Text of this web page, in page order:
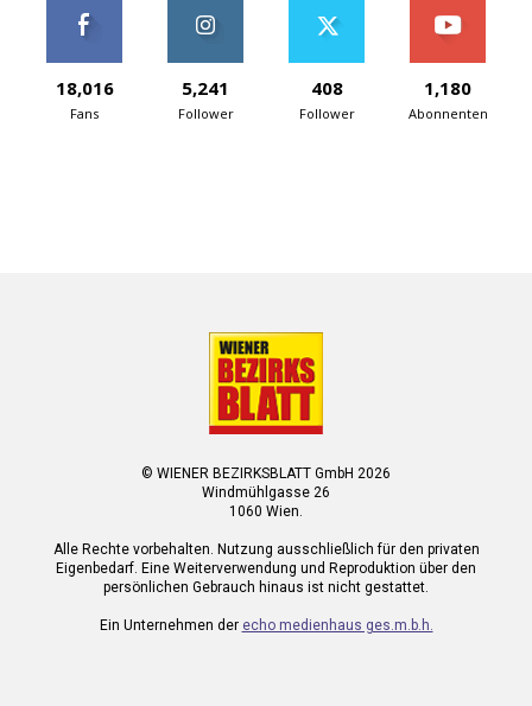
18,016
Fans
5,241
Follower
408
Follower
1,180
Abonnenten
© WIENER BEZIRKSBLATT GmbH 2026
Windmühlgasse 26
1060 Wien.
Alle Rechte vorbehalten. Nutzung ausschließlich für den privaten
Eigenbedarf. Eine Weiterverwendung und Reproduktion über den
persönlichen Gebrauch hinaus ist nicht gestattet.
Ein Unternehmen der echo medienhaus ges.m.b.h.